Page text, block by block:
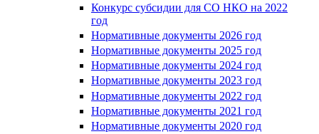
Конкурс субсидии для СО НКО на 2022
год
Нормативные документы 2026 год
Нормативные документы 2025 год
Нормативные документы 2024 год
Нормативные документы 2023 год
Нормативные документы 2022 год
Нормативные документы 2021 год
Нормативные документы 2020 год